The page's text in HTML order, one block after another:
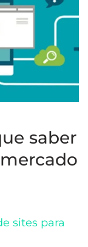
saber
sites para